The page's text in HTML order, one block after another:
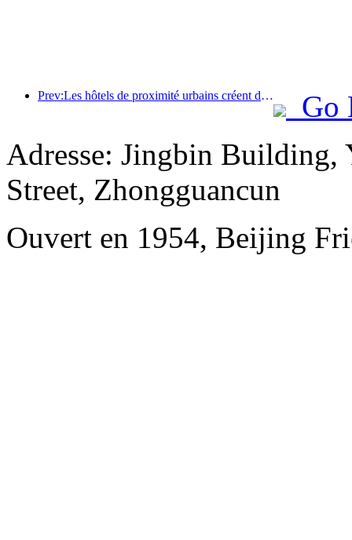
Prev:Les hôtels de proximité urbains créent des références de performance et favorisent le développement de l'industrie
Go
Adresse: Jingbin
Street, Zhongguancun
Ouvert en 1954, Beijing